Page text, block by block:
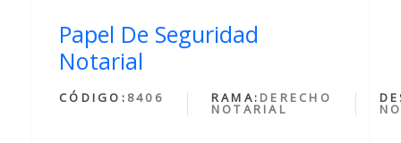
Papel De Seguridad
Notarial
CÓDIGO: 8406 RAMA: DERECHO
NOTARIAL